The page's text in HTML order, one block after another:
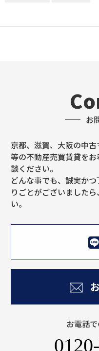
お
京都、滋賀、大阪の中
等の不動産売買賃貸を
談ください。
どんな事でも、誠実か
りごとがございました
い。
お電話